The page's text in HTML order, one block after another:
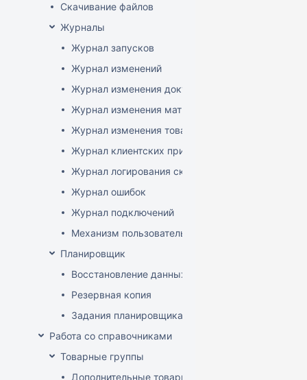
Скачивание файлов
Журналы
Журнал запусков
Журнал изменений
Журнал изменения документов
Журнал изменения матриц
Журнал изменения товаров
Журнал клиентских приложений
Журнал логирования сканирований штрихкодов
Журнал ошибок
Журнал подключений
Механизм пользовательского логирования
Планировщик
Восстановление данных
Резервная копия
Задания планировщика
Работа со справочниками
Товарные группы
Дополнительные товарные группы